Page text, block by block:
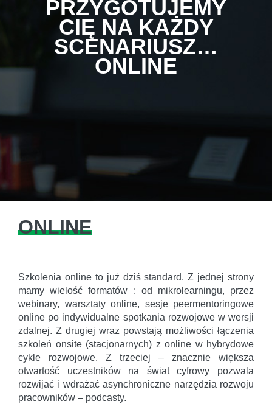
PRZYGOTUJEMY
CIĘ NA KAŻDY
SCENARIUSZ…
ONLINE
ONLINE
Szkolenia online to już dziś standard. Z jednej strony
mamy wielość formatów : od mikrolearningu, przez
webinary, warsztaty online, sesje peermentoringowe
online po indywidualne spotkania rozwojowe w wersji
zdalnej. Z drugiej wraz powstają możliwości łączenia
szkoleń onsite (stacjonarnych) z online w hybrydowe
cykle rozwojowe. Z trzeciej – znacznie większa
otwartość uczestników na świat cyfrowy pozwala
rozwijać i wdrażać asynchroniczne narzędzia rozwoju
pracowników – podcasty.